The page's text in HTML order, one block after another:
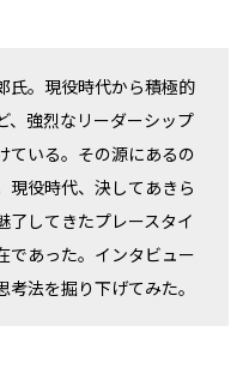
氏。現役時代から積極的
、強烈なリーダーシップ
ている。その源にあるの
現役時代、決してあきら
了してきたプレースタイ
であった。インタビュー
法を掘り下げてみた。